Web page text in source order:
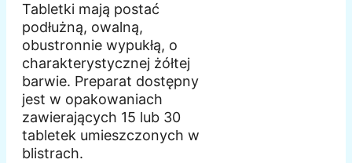
Tabletki mają postać
podłużną, owalną,
obustronnie wypukłą, o
charakterystycznej żółtej
barwie. Preparat dostępny
jest w opakowaniach
zawierających 15 lub 30
tabletek umieszczonych w
blistrach.